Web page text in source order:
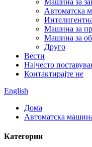
Машина за
Автоматска
Машина за
Машина за
Друго
Вести
Најчесто
Контактирајте не
English
Дома
Автоматска
Категории